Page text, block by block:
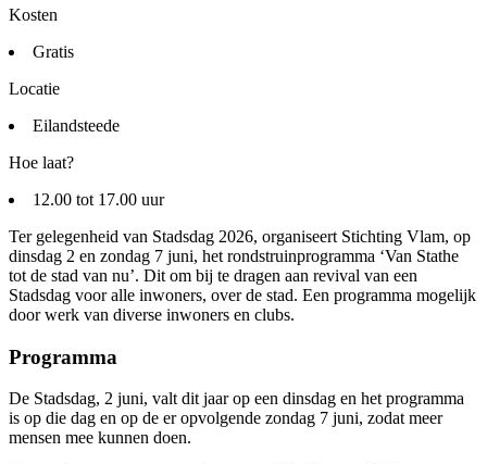
Kosten
Gratis
Locatie
Eilandsteede
Hoe laat?
12.00 tot 17.00 uur
Ter gelegenheid van Stadsdag 2026, organiseert Stichting Vlam, op
dinsdag 2 en zondag 7 juni, het rondstruinprogramma ‘Van Stathe
tot de stad van nu’. Dit om bij te dragen aan revival van een
Stadsdag voor alle inwoners, over de stad. Een programma mogelijk
door werk van diverse inwoners en clubs.
Programma
De Stadsdag, 2 juni, valt dit jaar op een dinsdag en het programma
is op die dag en op de er opvolgende zondag 7 juni, zodat meer
mensen mee kunnen doen.